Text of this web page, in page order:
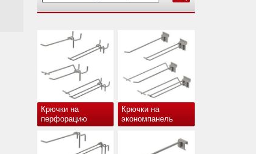
Крючки на
перфорацию
Крючки на
экономпанель